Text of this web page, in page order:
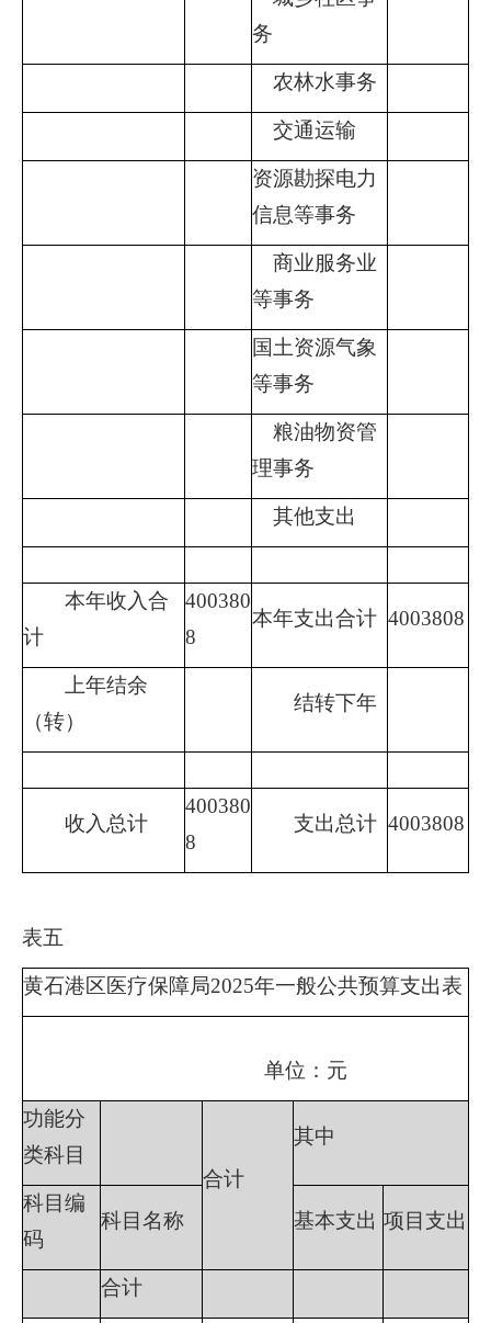
务
农林水事务
交通运输
资源勘探电力
信息等事务
商业服务业
等事务
国土资源气象
等事务
粮油物资管
理事务
其他支出
本年收入合
计
400380
8
本年支出合计 4003808
上年结余
（转）
结转下年
收入总计
400380
8
支出总计 4003808
表五
黄石港区医疗保障局2025年一般公共预算支出表
单位：元
功能分
类科目
合计
其中
科目编
码
科目名称 基本支出 项目支出
合计